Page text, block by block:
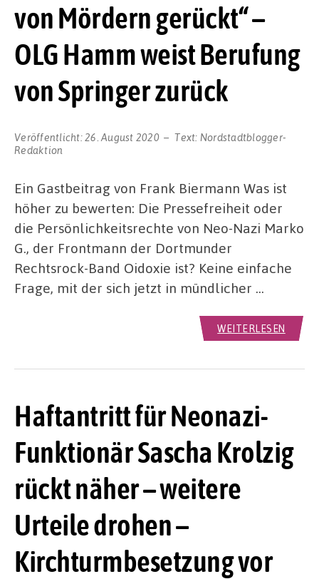
von Mördern gerückt“ –
OLG Hamm weist Berufung
von Springer zurück
Veröffentlicht:26. August 2020 Text: Nordstadtblogger-
Redaktion
Ein Gastbeitrag von Frank Biermann Was ist
höher zu bewerten: Die Pressefreiheit oder
die Persönlichkeitsrechte von Neo-Nazi Marko
G., der Frontmann der Dortmunder
Rechtsrock-Band Oidoxie ist? Keine einfache
Frage, mit der sich jetzt in mündlicher …
WEITERLESEN
Haftantritt für Neonazi-
Funktionär Sascha Krolzig
rückt näher – weitere
Urteile drohen –
Kirchturmbesetzung vor